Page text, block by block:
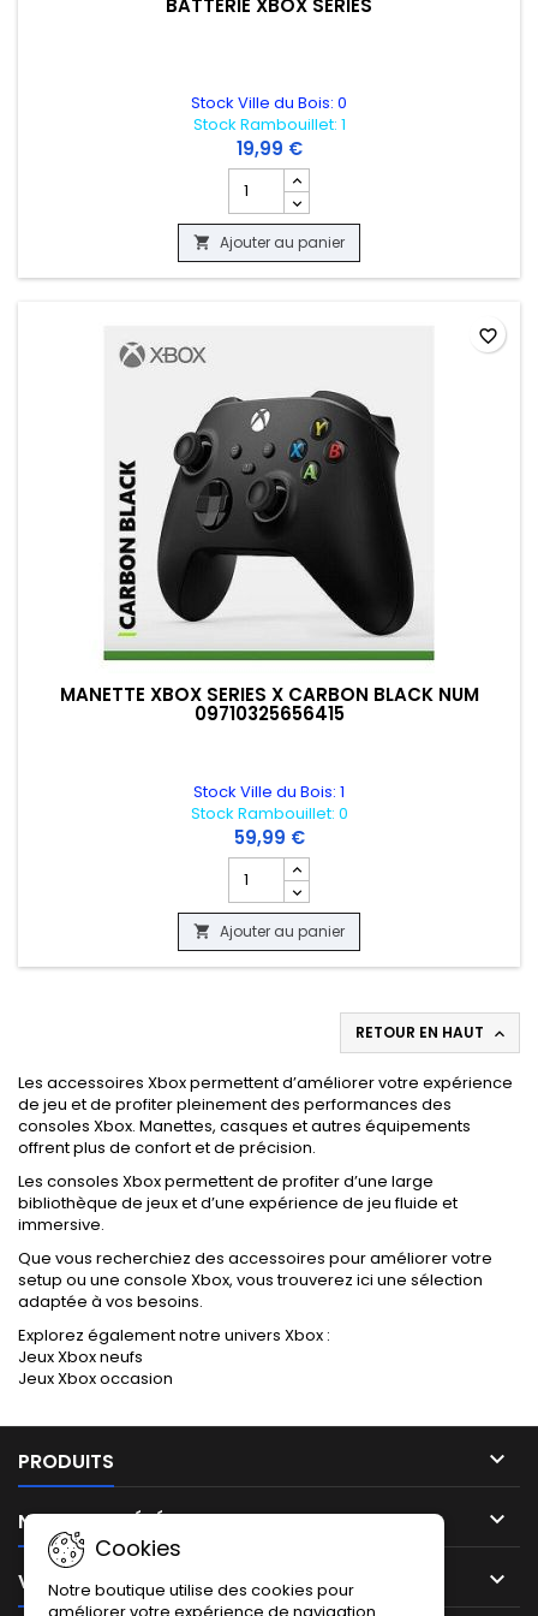
BATTERIE XBOX SERIES
Stock Ville du Bois: 0
Stock Rambouillet: 1
19,99 €
Champ quantité du produit BATTERIE
 Ajouter au panier
MANETTE XBOX SERIES X CARBON BLACK NUM
09710325656415
Stock Ville du Bois: 1
Stock Rambouillet: 0
59,99 €
Champ quantité du produit MANETTE
 Ajouter au panier
favorite_border
RETOUR EN HAUT 
Les accessoires Xbox permettent d’améliorer votre expérience
de jeu et de profiter pleinement des performances des
consoles Xbox. Manettes, casques et autres équipements
offrent plus de confort et de précision.
Les consoles Xbox permettent de profiter d’une large
bibliothèque de jeux et d’une expérience de jeu fluide et
immersive.
Que vous recherchiez des accessoires pour améliorer votre
setup ou une console Xbox, vous trouverez ici une sélection
adaptée à vos besoins.
Explorez également notre univers Xbox :
Jeux Xbox neufs
Jeux Xbox occasion
PRODUITS 
NOTRE SOCIÉTÉ 
VOTRE COMPTE 
Cookies
Notre boutique utilise des cookies pour